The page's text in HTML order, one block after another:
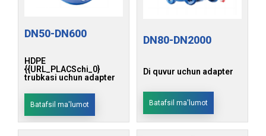
DN50-DN600
HDPE
{{URL_PLACSchi_0}
trubkasi uchun adapter
Batafsil ma'lumot
DN80-DN2000
Di quvur uchun adapter
Batafsil ma'lumot